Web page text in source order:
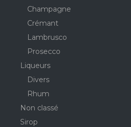
Champagne
Crémant
Lambrusco
Prosecco
Liqueurs
Divers
Rhum
Non classé
Sirop